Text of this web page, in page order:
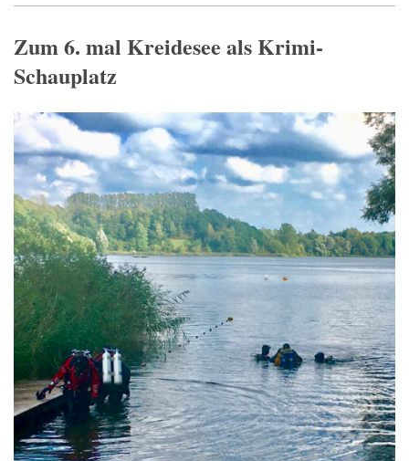
Zum 6. mal Kreidesee als Krimi-
Schauplatz